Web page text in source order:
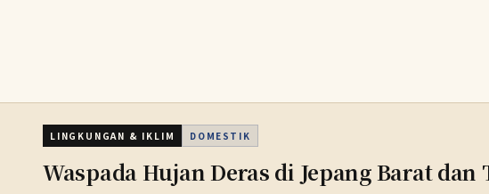
LINGKUNGAN & IKLIM DOMESTIK
Waspada Hujan Deras di Jepang Barat